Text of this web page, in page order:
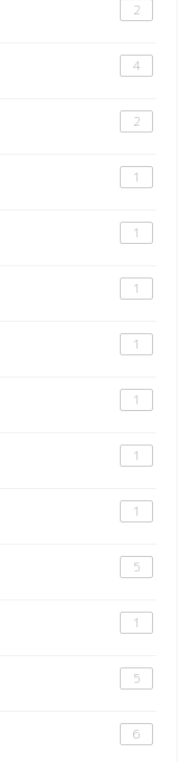
2
4
2
1
1
1
1
1
1
1
5
1
5
6